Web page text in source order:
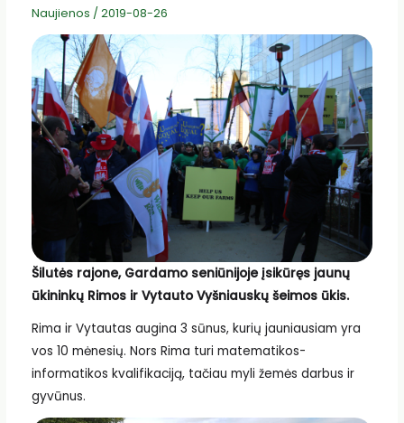
Naujienos / 2019-08-26
Šilutės rajone, Gardamo seniūnijoje įsikūręs jaunų
ūkininkų Rimos ir Vytauto Vyšniauskų šeimos ūkis.
Rima ir Vytautas augina 3 sūnus, kurių jauniausiam yra
vos 10 mėnesių. Nors Rima turi matematikos-
informatikos kvalifikaciją, tačiau myli žemės darbus ir
gyvūnus.